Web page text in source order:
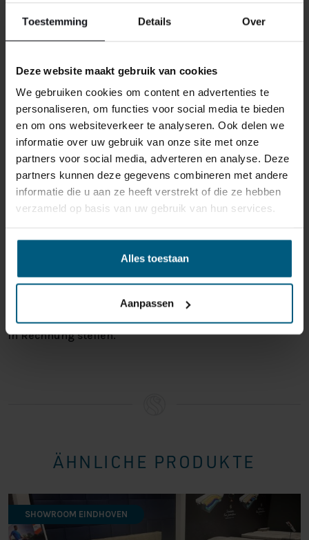
Toestemming Details Over
Deze website maakt gebruik van cookies
We gebruiken cookies om content en advertenties te
personaliseren, om functies voor social media te bieden
en om ons websiteverkeer te analyseren. Ook delen we
informatie over uw gebruik van onze site met onze
partners voor social media, adverteren en analyse. Deze
partners kunnen deze gegevens combineren met andere
informatie die u aan ze heeft verstrekt of die ze hebben
verzameld op basis van uw gebruik van hun services.
Alles toestaan
Aanpassen
Individuell gestaltete Artikel wie Matratzen,
Sets fallen NICHT unter die
Rückgabebestimmungen und können von
uns nicht zurückgenommen werden.
Manchmal möchten Sie vielleicht eine Bestellung
zurückgeben. Vielleicht, weil Ihnen das Produkt nicht
gefällt, oder vielleicht gibt es einen anderen Grund,
warum Sie die Bestellung nicht wünschen. In jedem Fall
Bitte behandeln Sie das Produkt sorgfältig und
Sie es zurückschicken. Wenn das Produkt beschädigt
ist oder die Verpackung mehr als nötig beschädigt ist,
können wir Ihnen diese Wertminderung des Produkts
in Rechnung stellen.
ÄHNLICHE PRODUKTE
SHOWROOM EINDHOVEN